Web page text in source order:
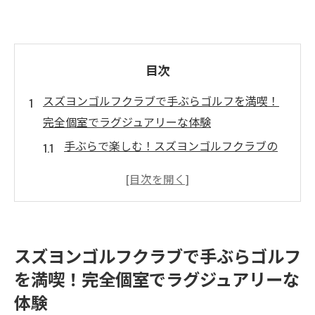
目次
スズヨンゴルフクラブで手ぶらゴルフを満喫！
完全個室でラグジュアリーな体験
手ぶらで楽しむ！スズヨンゴルフクラブの
完全個室でプライバシーを守りつつゴルフ
す
スズヨンゴルフクラブの設備で快適なゴル
スズヨンゴルフクラブで手ぶらゴルフ
を満喫！完全個室でラグジュアリーな
体験